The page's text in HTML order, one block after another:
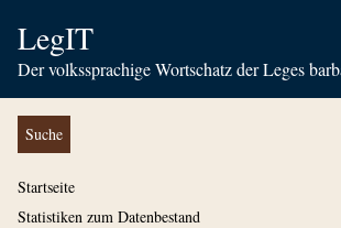
LegIT
Der volkssprachige Wortschatz der Leges
Suche
Startseite
Statistiken zum Datenbestand